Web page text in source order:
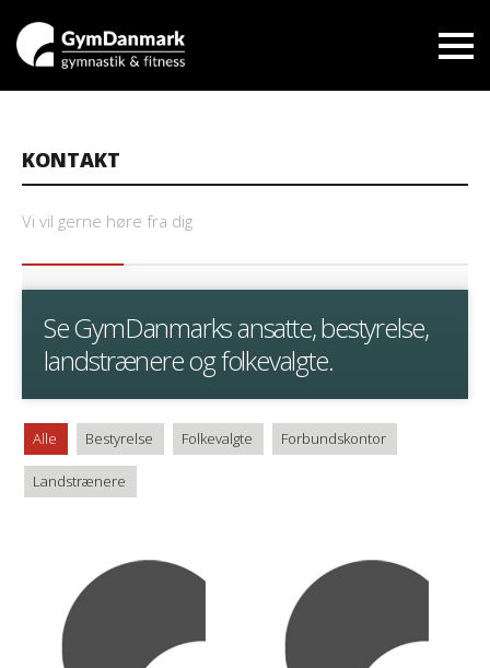
KONTAKT
Vi vil gerne høre fra dig
Se GymDanmarks ansatte, bestyrelse,
landstrænere og folkevalgte.
Alle Bestyrelse Folkevalgte Forbundskontor
Landstrænere